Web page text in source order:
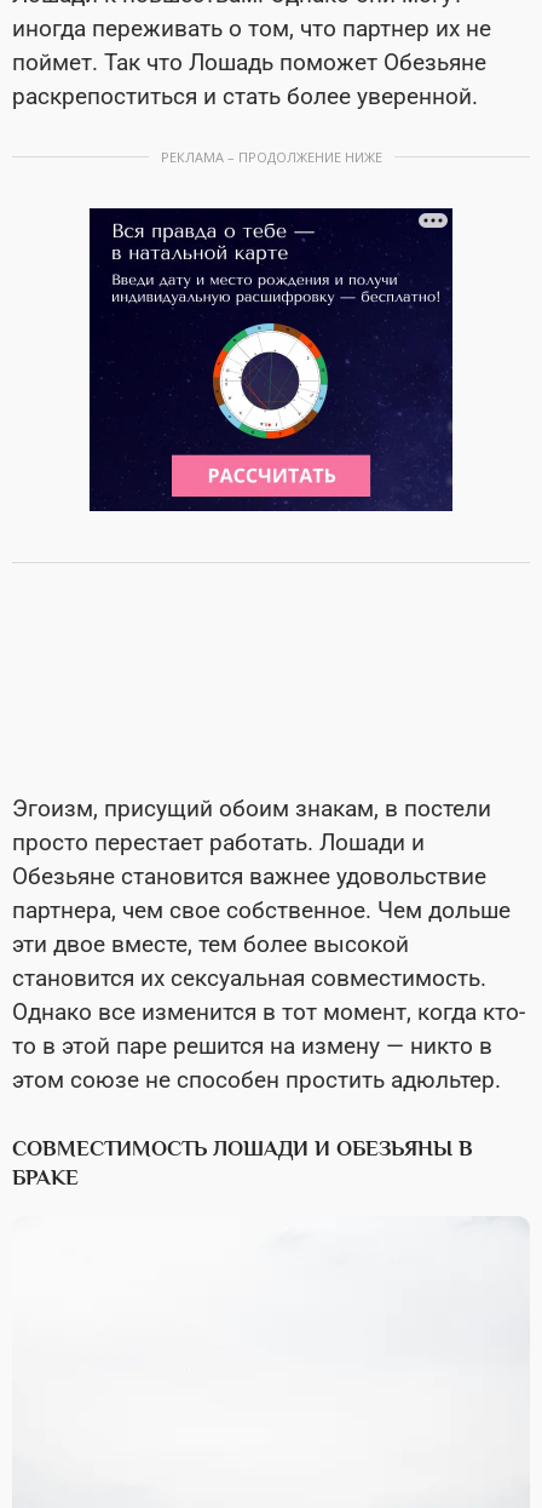
иногда переживать о том, что партнер их не
поймет. Так что Лошадь поможет Обезьяне
раскрепоститься и стать более уверенной.
РЕКЛАМА – ПРОДОЛЖЕНИЕ НИЖЕ
Эгоизм, присущий обоим знакам, в постели
просто перестает работать. Лошади и
Обезьяне становится важнее удовольствие
партнера, чем свое собственное. Чем дольше
эти двое вместе, тем более высокой
становится их сексуальная совместимость.
Однако все изменится в тот момент, когда кто-
то в этой паре решится на измену — никто в
этом союзе не способен простить адюльтер.
СОВМЕСТИМОСТЬ ЛОШАДИ И ОБЕЗЬЯНЫ В
БРАКЕ